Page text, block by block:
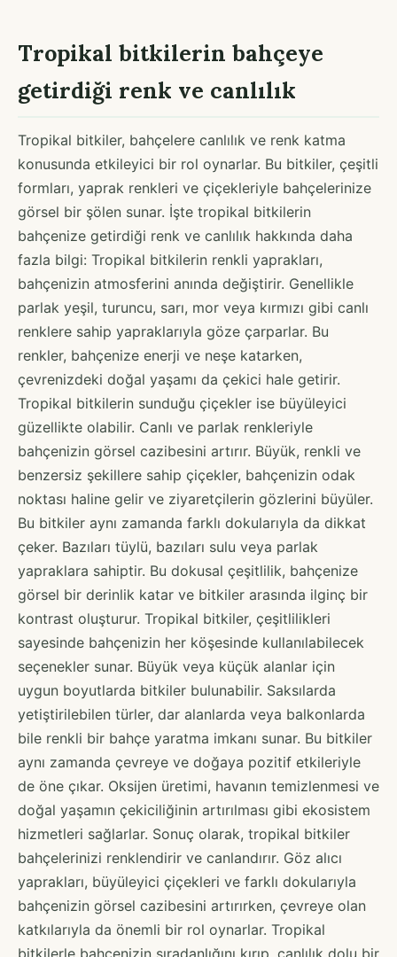
Tropikal bitkilerin bahçeye
getirdiği renk ve canlılık
Tropikal bitkiler, bahçelere canlılık ve renk katma
konusunda etkileyici bir rol oynarlar. Bu bitkiler, çeşitli
formları, yaprak renkleri ve çiçekleriyle bahçelerinize
görsel bir şölen sunar. İşte tropikal bitkilerin
bahçenize getirdiği renk ve canlılık hakkında daha
fazla bilgi: Tropikal bitkilerin renkli yaprakları,
bahçenizin atmosferini anında değiştirir. Genellikle
parlak yeşil, turuncu, sarı, mor veya kırmızı gibi canlı
renklere sahip yapraklarıyla göze çarparlar. Bu
renkler, bahçenize enerji ve neşe katarken,
çevrenizdeki doğal yaşamı da çekici hale getirir.
Tropikal bitkilerin sunduğu çiçekler ise büyüleyici
güzellikte olabilir. Canlı ve parlak renkleriyle
bahçenizin görsel cazibesini artırır. Büyük, renkli ve
benzersiz şekillere sahip çiçekler, bahçenizin odak
noktası haline gelir ve ziyaretçilerin gözlerini büyüler.
Bu bitkiler aynı zamanda farklı dokularıyla da dikkat
çeker. Bazıları tüylü, bazıları sulu veya parlak
yapraklara sahiptir. Bu dokusal çeşitlilik, bahçenize
görsel bir derinlik katar ve bitkiler arasında ilginç bir
kontrast oluşturur. Tropikal bitkiler, çeşitlilikleri
sayesinde bahçenizin her köşesinde kullanılabilecek
seçenekler sunar. Büyük veya küçük alanlar için
uygun boyutlarda bitkiler bulunabilir. Saksılarda
yetiştirilebilen türler, dar alanlarda veya balkonlarda
bile renkli bir bahçe yaratma imkanı sunar. Bu bitkiler
aynı zamanda çevreye ve doğaya pozitif etkileriyle
de öne çıkar. Oksijen üretimi, havanın temizlenmesi ve
doğal yaşamın çekiciliğinin artırılması gibi ekosistem
hizmetleri sağlarlar. Sonuç olarak, tropikal bitkiler
bahçelerinizi renklendirir ve canlandırır. Göz alıcı
yaprakları, büyüleyici çiçekleri ve farklı dokularıyla
bahçenizin görsel cazibesini artırırken, çevreye olan
katkılarıyla da önemli bir rol oynarlar. Tropikal
bitkilerle bahçenizin sıradanlığını kırıp, canlılık dolu bir